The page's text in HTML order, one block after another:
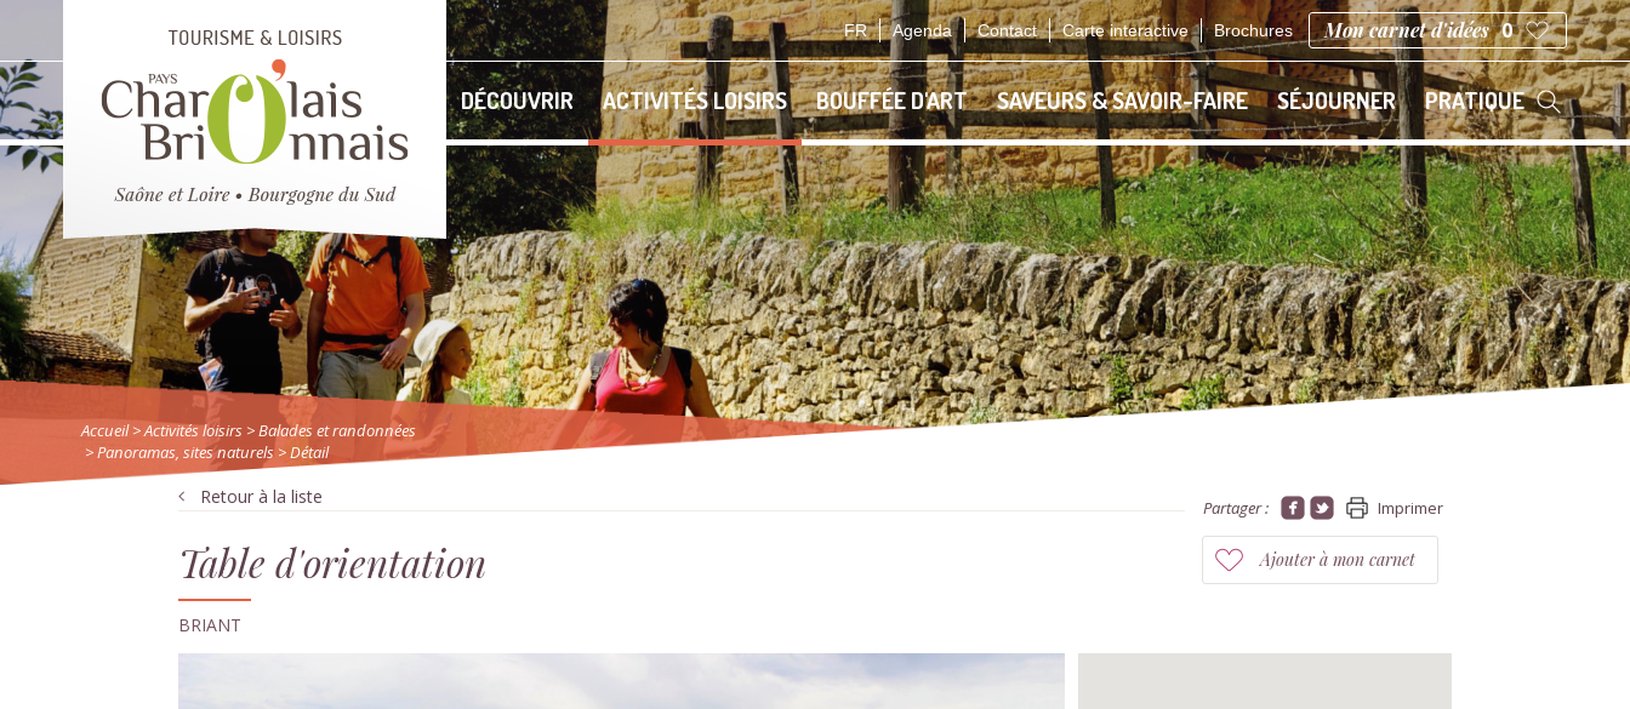
FR Agenda Contact Carte interactive Brochures Mon carnet d'idées 0
DÉCOUVRIR ACTIVITÉS LOISIRS BOUFFÉE D'ART SAVEURS & SAVOIR-FAIRE SÉJOURNER PRATIQUE
Accueil> Activités loisirs >Balades et randonnées
>Panoramas, sites naturels > Détail
Retour à la liste Partager : Imprimer
Table d'orientation
BRIANT
Ajouter à mon carnet